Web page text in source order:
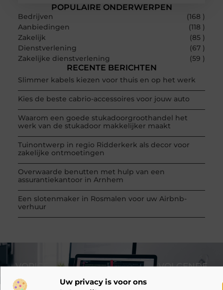
Uw privacy is voor ons
POPULAIRE ONDERWERPEN
Bedrijven
(168 )
Aanbiedingen
(118 )
Zakelijk
(85 )
Dienstverlening
(67 )
Zakelijke dienstverlening
(59 )
RECENTE BERICHTEN
Slimmer kabels kiezen voor thuis en op het werk
Kies de beste cabrio-accessoires voor jouw auto
Waarom een goede stukadoorgroothandel het
werk van de stukadoor makkelijker maakt
Tuinontwerp in regio Ridderkerk als decor voor
zakelijke ontmoetingen
Overwaarde benutten met hulp van een
assurantiekantoor in Arnhem
Een slotenmaker in Rosmalen voor uw Airbnb-
verhuur
VORIGE
De beste styling tips voor mannen op kantoor
VOLGENDE